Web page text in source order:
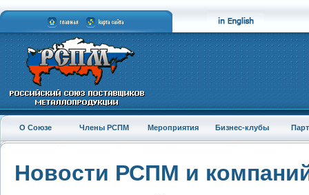
О Союзе Члены РСПМ Мероприятия Бизнес-клубы
Новости РСПМ и